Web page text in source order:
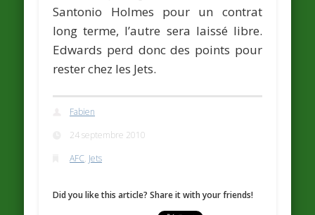
Santonio Holmes pour un contrat
long terme, l’autre sera laissé libre.
Edwards perd donc des points pour
rester chez les Jets.
Fabien
24 septembre 2010
AFC, Jets
Did you like this article? Share it with your friends!